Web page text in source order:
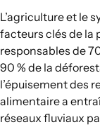
Options
Connexions
L’agriculture et le
facteurs clés de la
responsables de
90 % de la
l’épuisement des
alimentaire a
réseaux fluviaux